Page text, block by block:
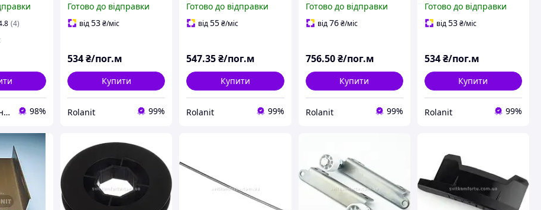
(4)
ТОВ Алюгранд - ЮГ 98%
Готово до відправки
від53₴/міс
534₴/пог.м
Купити
Rolanit 99%
Готово до відправки
від55₴/міс
547.35₴/пог.м
Купити
Rolanit 99%
Готово до відправки
від76 ₴/міс
756.50 ₴/пог.м
Купити
Rolanit 99%
напрямна
Готово до відправки
від53₴/міс
534₴/пог.м
Купити
Rolanit 99%